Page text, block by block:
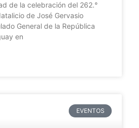
de la celebración del 262.°
de José Gervasio
General de la República
en
EVENTOS